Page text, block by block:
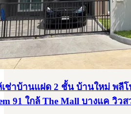
เช่าบ้านแฝด 2 ชั้น บ้านใหม่ พลีโ
91 ใกล้ The Mall บางแค วิว